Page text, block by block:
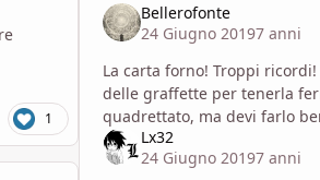
1
Bellerofonte
24 Giugno 20197 anni
La carta forno! Troppi ricordi!
delle graffette per tenerla
quadrettato, ma devi farlo
miniature pesanti o ti si
comunque.
Lx32
24 Giugno 20197 anni